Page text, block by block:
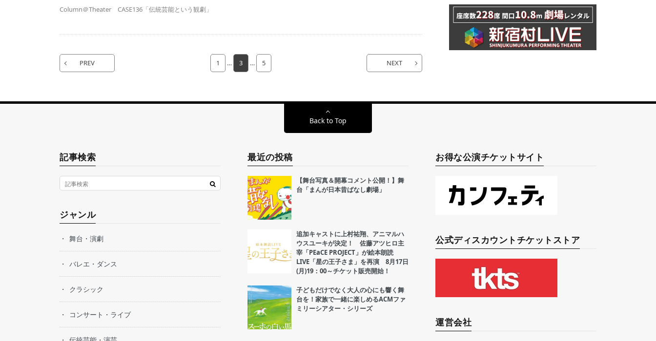
Column＠Theater CASE136「伝統芸能という観劇」
PREV 1 … 3 … 5 NEXT
Back to Top
記事検索
ジャンル
舞台・演劇
バレエ・ダンス
クラシック
コンサート・ライブ
最近の投稿
【舞台写真＆開幕コメント公開！】舞
台「まんが日本昔ばなし劇場」
追加キャストに上村祐翔、アニマルハ
ウスユーキが決定！ 佐藤アツヒロ主
宰「PEaCE PROJECT」が絵本朗読
LIVE「星の王子さま」を再演 8月17日
(月)19：00～チケット販売開始！
子どもだけでなく大人の心にも響く舞
台を！家族で一緒に楽しめるACMファ
ミリーシアター・シリーズ
お得な公演チケットサイト
公式ディスカウントチケットストア
運営会社